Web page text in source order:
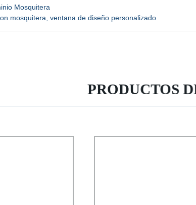
Mosquitera
mosquitera, ventana de diseño personalizado
PRODUCTOS